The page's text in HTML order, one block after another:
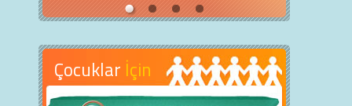
Çocuklar İçin